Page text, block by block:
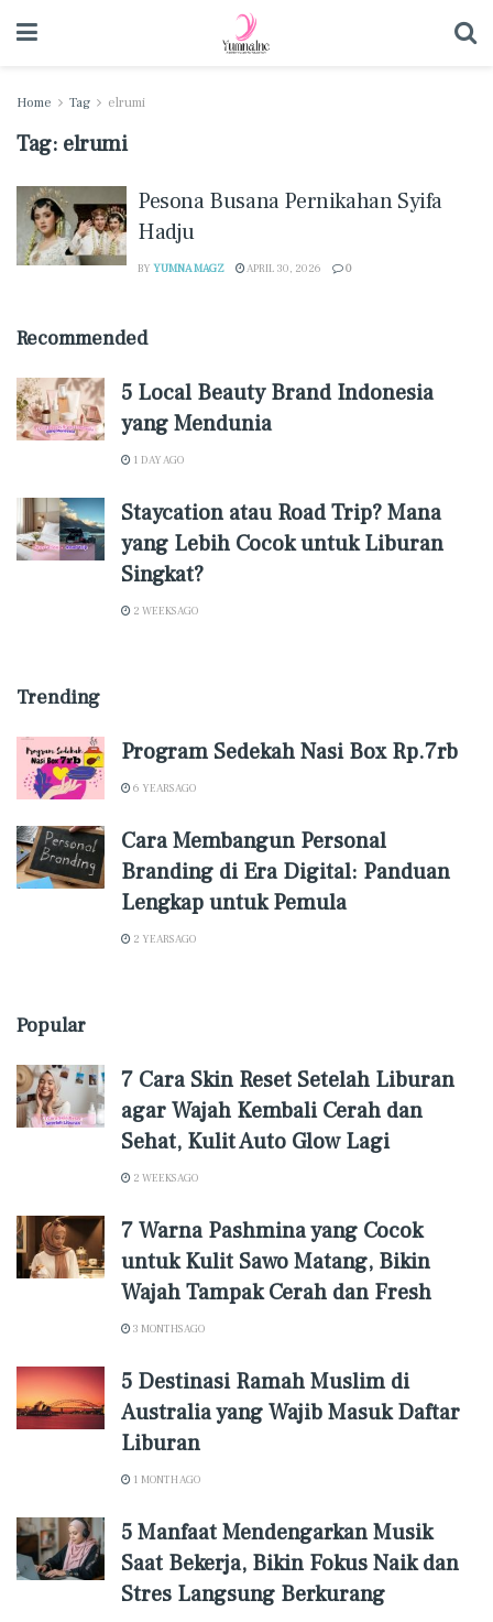
Home Tag elrumi
Tag: elrumi
Pesona Busana Pernikahan Syifa
Hadju
BY YUMNA MAGZ APRIL 30, 2026 0
Recommended
5 Local Beauty Brand Indonesia
yang Mendunia
1 DAY AGO
Staycation atau Road Trip? Mana
yang Lebih Cocok untuk Liburan
Singkat?
2 WEEKS AGO
Trending
Program Sedekah Nasi Box Rp.7rb
6 YEARS AGO
Cara Membangun Personal
Branding di Era Digital: Panduan
Lengkap untuk Pemula
2 YEARS AGO
Popular
7 Cara Skin Reset Setelah Liburan
agar Wajah Kembali Cerah dan
Sehat, Kulit Auto Glow Lagi
2 WEEKS AGO
7 Warna Pashmina yang Cocok
untuk Kulit Sawo Matang, Bikin
Wajah Tampak Cerah dan Fresh
3 MONTHS AGO
5 Destinasi Ramah Muslim di
Australia yang Wajib Masuk Daftar
Liburan
1 MONTH AGO
5 Manfaat Mendengarkan Musik
Saat Bekerja, Bikin Fokus Naik dan
Stres Langsung Berkurang